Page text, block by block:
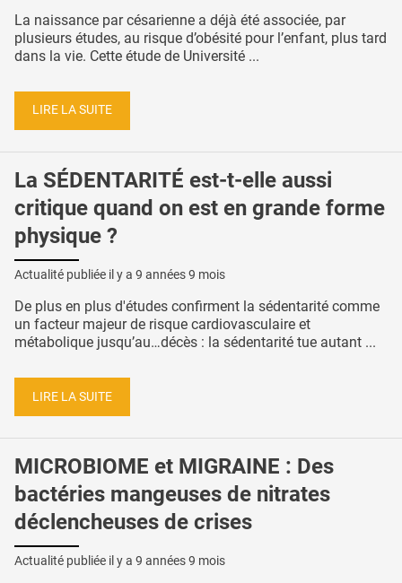
La naissance par césarienne a déjà été associée, par
plusieurs études, au risque d’obésité pour l’enfant, plus tard
dans la vie. Cette étude de Université ...
LIRE LA SUITE
La SÉDENTARITÉ est-t-elle aussi
critique quand on est en grande forme
physique ?
Actualité publiée il y a 9 années 9 mois
De plus en plus d'études confirment la sédentarité comme
un facteur majeur de risque cardiovasculaire et
métabolique jusqu’au…décès : la sédentarité tue autant ...
LIRE LA SUITE
MICROBIOME et MIGRAINE : Des
bactéries mangeuses de nitrates
déclencheuses de crises
Actualité publiée il y a 9 années 9 mois